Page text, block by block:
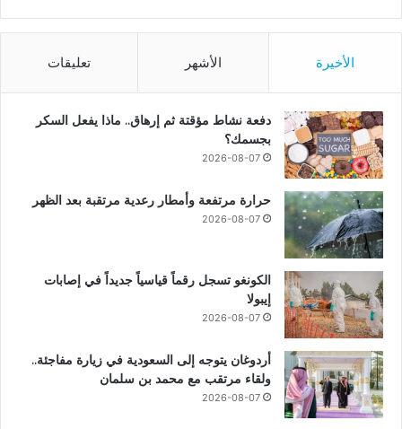
الأخيرة الأشهر تعليقات
دفعة نشاط مؤقتة ثم إرهاق.. ماذا يفعل السكر
بجسمك؟
2026-08-07
حرارة مرتفعة وأمطار رعدية مرتقبة بعد الظهر
2026-08-07
الكونغو تسجل رقماً قياسياً جديداً في إصابات
إيبولا
2026-08-07
أردوغان يتوجه إلى السعودية في زيارة مفاجئة..
ولقاء مرتقب مع محمد بن سلمان
2026-08-07